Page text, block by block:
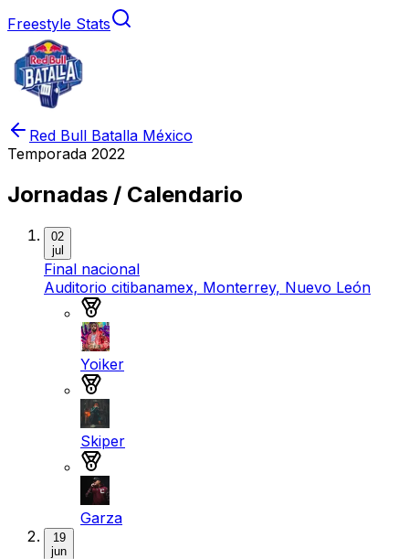
Freestyle Stats
Red Bull Batalla México
Temporada 2022
Jornadas / Calendario
02
jul
Final nacional
Auditorio citibanamex, Monterrey, Nuevo León
Yoiker
Skiper
Garza
19
jun